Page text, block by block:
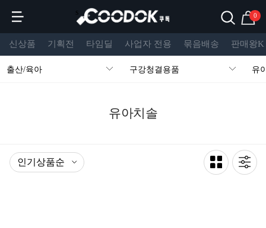
s 0
신상품 기획전 타임딜 사업자 전용 묶음배송 판매왕K
출산/육아 구강청결용품 유
유아치솔